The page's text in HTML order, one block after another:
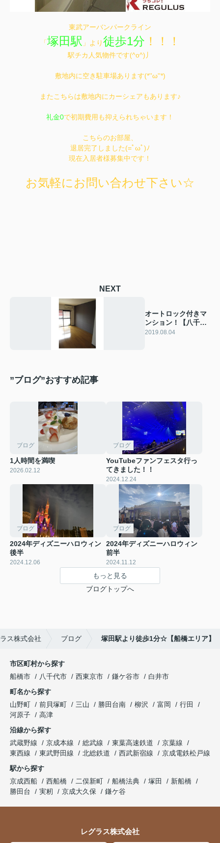
東武アーバンパークライン
「塚田駅 」より徒歩1分 ！！！
駅チカ人気物件です(^o^)丿
敷地内に空き駐車場あります(*''ω''*)
またこちらは敷地内にカーシェアもあります♪
礼金0で初期費用も抑えられちゃいます！
こちらのお部屋、
退居完了しました(=ﾟωﾟ)ﾉ
現在入居者様募集中です！
お気軽にお問い合わせ下さい☆
NEXT
オートロック付きマ
ンション！【八千代
エリア】
2019.08.04
”ブログ”おすすめ記事
ブログ
1人時間を満喫
2026.02.12
ブログ
YouTubeファンフェスタ行っ
てきました！！
2024.12.24
ブログ
2024年ディズニーハロウィン
後半
2024.12.06
ブログ
2024年ディズニーハロウィン
前半
2024.11.12
もっと見る
ブログトップへ
ス株式会社 ブログ 塚田駅より徒歩1分☆【船橋エリア】
市区町村から探す
船橋市
八千代市 西東京市 鎌ケ谷市
白井市
町名から探す
山野町
前貝塚町 三山 勝田台南 柳沢 富岡
行田
河原子
高津
沿線から探す
武蔵野線
京成本線 総武線 東葉高速鉄道
京葉線
東西線
東武野田線 北総鉄道 西武新宿線
京成電鉄松戸線
駅から探す
京成西船
西船橋 二俣新町 船橋法典 塚田
新船橋
勝田台
実籾 京成大久保 鎌ケ谷
レグラス株式会社